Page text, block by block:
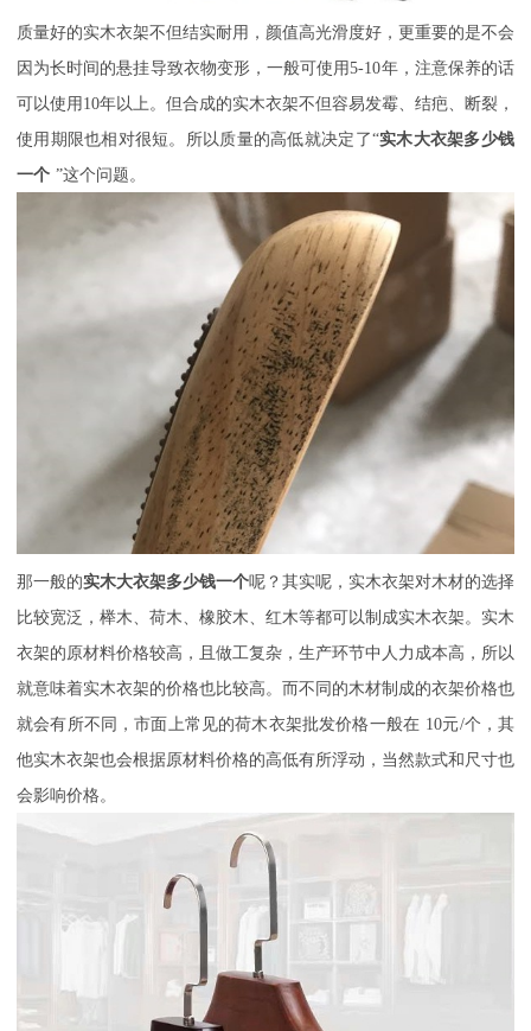
质量好的实木衣架不但结实耐用，颜值高光滑度好，更重要的是不会
因为长时间的悬挂导致衣物变形，一般可使用5-10年，注意保养的话
可以使用10年以上。但合成的实木衣架不但容易发霉、结疤、断裂，
使用期限也相对很短。所以质量的高低就决定了“实木大衣架多少钱
一个 ”这个问题。
那一般的实木大衣架多少钱一个呢？其实呢，实木衣架对木材的选择
比较宽泛，榉木、荷木、橡胶木、红木等都可以制成实木衣架。实木
衣架的原材料价格较高，且做工复杂，生产环节中人力成本高，所以
就意味着实木衣架的价格也比较高。而不同的木材制成的衣架价格也
就会有所不同，市面上常见的荷木衣架批发价格一般在 10元/个，其
他实木衣架也会根据原材料价格的高低有所浮动，当然款式和尺寸也
会影响价格。